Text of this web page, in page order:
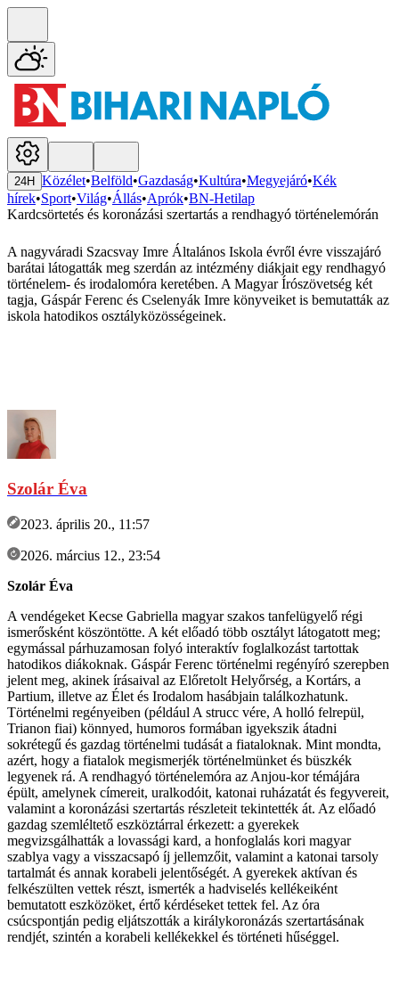
24H Közélet•Belföld•Gazdaság•Kultúra•Megyejáró•Kék
hírek•Sport•Világ•Állás•Aprók•BN-Hetilap
Kardcsörtetés és koronázási szertartás a rendhagyó történelemórán
A nagyváradi Szacsvay Imre Általános Iskola évről évre visszajáró
barátai látogatták meg szerdán az intézmény diákjait egy rendhagyó
történelem- és irodalomóra keretében. A Magyar Írószövetség két
tagja, Gáspár Ferenc és Cselenyák Imre könyveiket is bemutatták az
iskola hatodikos osztályközösségeinek.
Szolár Éva
2023. április 20., 11:57
2026. március 12., 23:54
Szolár Éva
A vendégeket Kecse Gabriella magyar szakos tanfelügyelő régi
ismerősként köszöntötte. A két előadó több osztályt látogatott meg;
egymással párhuzamosan folyó interaktív foglalkozást tartottak
hatodikos diákoknak. Gáspár Ferenc történelmi regényíró szerepben
jelent meg, akinek írásaival az Előretolt Helyőrség, a Kortárs, a
Partium, illetve az Élet és Irodalom hasábjain találkozhatunk.
Történelmi regényeiben (például A strucc vére, A holló felrepül,
Trianon fiai) könnyed, humoros formában igyekszik átadni
sokrétegű és gazdag történelmi tudását a fiataloknak. Mint mondta,
azért, hogy a fiatalok megismerjék történelmünket és büszkék
legyenek rá. A rendhagyó történelemóra az Anjou-kor témájára
épült, amelynek címereit, uralkodóit, katonai ruházatát és fegyvereit,
valamint a koronázási szertartás részleteit tekintették át. Az előadó
gazdag szemléltető eszköztárral érkezett: a gyerekek
megvizsgálhatták a lovassági kard, a honfoglalás kori magyar
szablya vagy a visszacsapó íj jellemzőit, valamint a katonai tarsoly
tartalmát és annak korabeli jelentőségét. A gyerekek aktívan és
felkészülten vettek részt, ismerték a hadviselés kellékeiként
bemutatott eszközöket, értő kérdéseket tettek fel. Az óra
csúcspontján pedig eljátszották a királykoronázás szertartásának
rendjét, szintén a korabeli kellékekkel és történeti hűséggel.